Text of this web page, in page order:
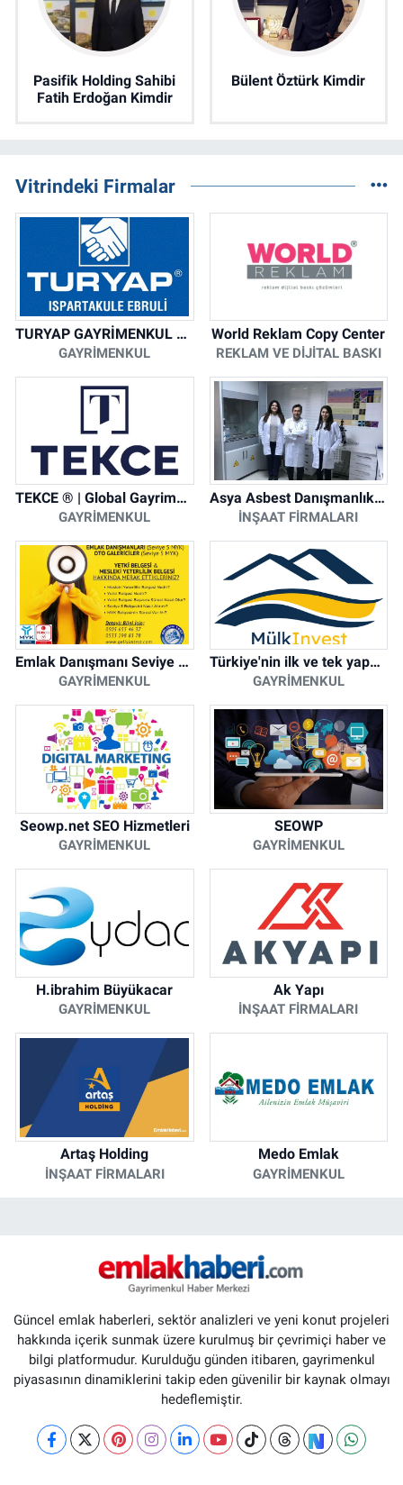
Pasifik Holding Sahibi
Fatih Erdoğan Kimdir
Bülent Öztürk Kimdir
Vitrindeki Firmalar
TURYAP GAYRİMENKUL DANIŞMANLIK HİZMETLERİ
GAYRIMENKUL
World Reklam Copy Center
REKLAM VE DIJITAL BASKI
TEKCE ® | Global Gayrimenkul Şirketi
GAYRIMENKUL
Asya Asbest Danışmanlık - Asbest Söküm ve Asbest Raporu
İNŞAAT FIRMALARI
Emlak Danışmanı Seviye 5 Mesleki Yeterlilik Belgesi
GAYRIMENKUL
Türkiye'nin ilk ve tek yapay zeka destekli arsa ilan platformu
GAYRIMENKUL
Seowp.net SEO Hizmetleri
GAYRIMENKUL
SEOWP
GAYRIMENKUL
H.ibrahim Büyükacar
GAYRIMENKUL
Ak Yapı
İNŞAAT FIRMALARI
Artaş Holding
İNŞAAT FIRMALARI
Medo Emlak
GAYRIMENKUL
Güncel emlak haberleri, sektör analizleri ve yeni konut projeleri
hakkında içerik sunmak üzere kurulmuş bir çevrimiçi haber ve
bilgi platformudur. Kurulduğu günden itibaren, gayrimenkul
piyasasının dinamiklerini takip eden güvenilir bir kaynak olmayı
hedeflemiştir.